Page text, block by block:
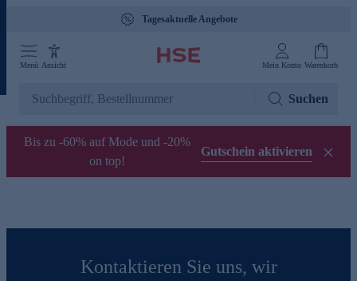
Tagesaktuelle Angebote
Menü Ansicht Mein Konto Warenkorb
Suchen
Bis zu -60% auf Mode und -20%
on top!
Gutschein aktivieren
Kontaktieren Sie uns, wir